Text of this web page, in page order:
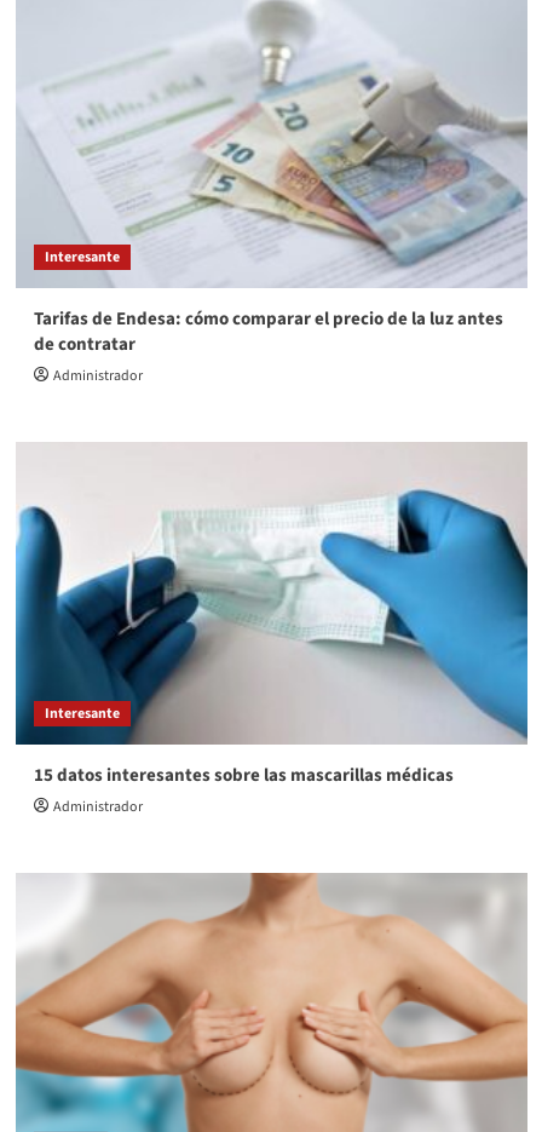
Interesante
Tarifas de Endesa: cómo comparar el precio de la luz antes
de contratar
Administrador
Interesante
15 datos interesantes sobre las mascarillas médicas
Administrador